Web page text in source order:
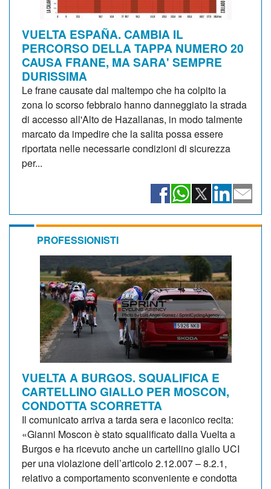
VUELTA ESPAÑA. CAMBIA IL
PERCORSO DELLA TAPPA NUMERO 20
CAUSA FRANE, MA SARA' SEMPRE
DURISSIMA
Le frane causate dal maltempo che ha colpito la
zona lo scorso febbraio hanno danneggiato la strada
di accesso all'Alto de Hazallanas, in modo talmente
marcato da impedire che la salita possa essere
riportata nelle necessarie condizioni di sicurezza
per...
PROFESSIONISTI
VUELTA A BURGOS. SQUALIFICA E
CARTELLINO GIALLO PER MOSCON,
CONDOTTA SCORRETTA
Il comunicato arriva a tarda sera e laconico recita:
«Gianni Moscon è stato squalificato dalla Vuelta a
Burgos e ha ricevuto anche un cartellino giallo UCI
per una violazione dell’articolo 2.12.007 – 8.2.1,
relativo a comportamento sconveniente e condotta